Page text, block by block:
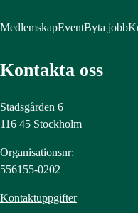
MedlemskapEventByta jobb
Kontakta oss
Stadsgården 6
116 45 Stockholm
Organisationsnr:
556155-0202
Kontaktuppgifter